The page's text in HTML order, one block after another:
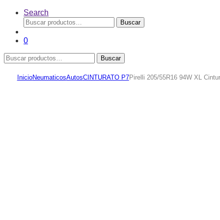
Search
Buscar
por:
Buscar
0
Buscar
por:
Buscar
InicioNeumaticosAutosCINTURATO P7Pirelli 205/55R16 94W XL